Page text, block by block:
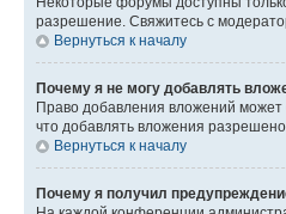
разрешение. Свяжитесь с
Вернуться к началу
Почему я не могу добавлять
Право добавления вложений
что добавлять вложения
Вернуться к началу
Почему я получил